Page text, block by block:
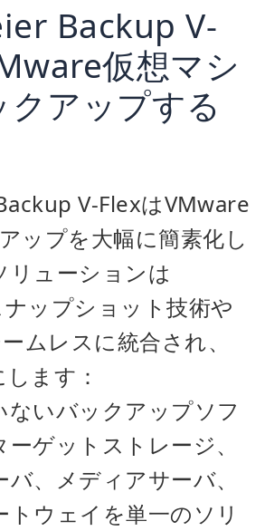
Backup V-
仮想マシ
クアップする
V-FlexはVMware
ップを大幅に簡素化し
リューションは
ップショット技術や
ムレスに統合され、
ます：
ないバックアップソフ
ーゲットストレージ、
、メディアサーバ、
トウェイを単一のソリ